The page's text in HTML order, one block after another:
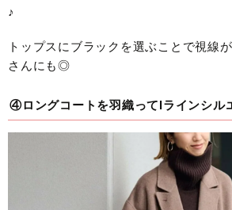
♪
トップスにブラックを選ぶことで視線
さんにも◎
④ロングコートを羽織ってIラインシル